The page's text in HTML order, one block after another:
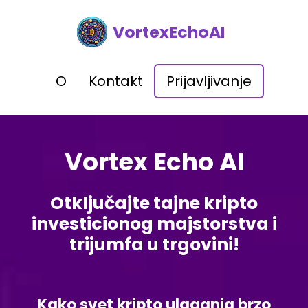
VortexEchoAI
O Kontakt Prijavljivanje
Vortex Echo AI
Otključajte tajne kripto
investicionog majstorstva i
trijumfa u trgovini!